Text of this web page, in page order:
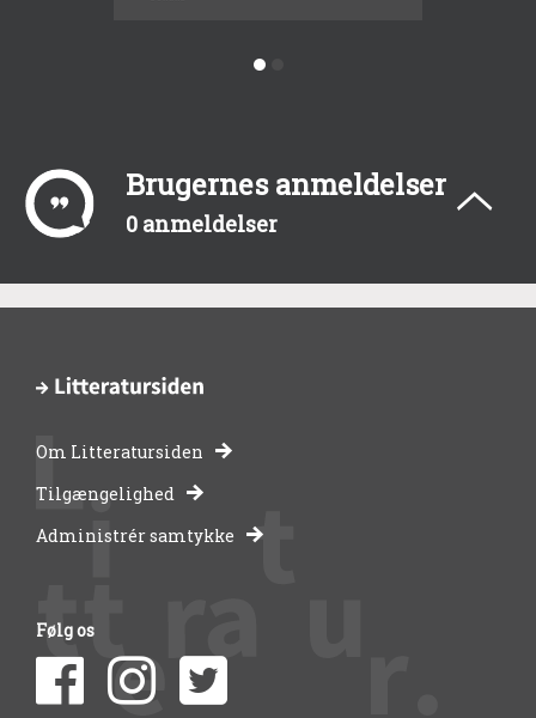
Brugernes anmeldelser
0 anmeldelser
-
bibliotekernes
side
om
Om Litteratursiden
Tilgængelighed
Administrér samtykke
Følg os